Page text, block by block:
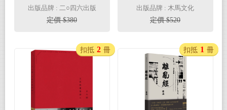
出版品牌 : 二○四六出版
定價 $380
出版品牌 : 木馬文化
定價 $520
扣抵 2 冊 扣抵 1 冊